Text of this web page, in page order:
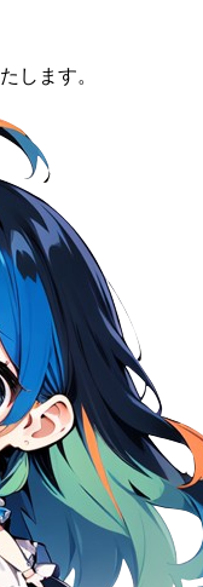
します。